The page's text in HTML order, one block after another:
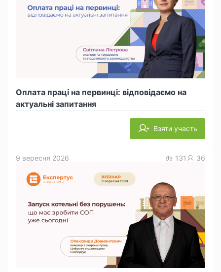
Оплата праці на первинці: відповідаємо на
актуальні запитання
Взяти участь
9 вересня 2026 131 36